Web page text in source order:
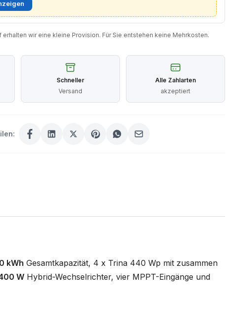
wir eine kleine Provision. Für Sie entstehen keine Mehrkosten.
Schneller
Versand
Alle Zahlarten
akzeptiert
kWh Gesamtkapazität, 4 x Trina 440 Wp mit zusammen
W Hybrid-Wechselrichter, vier MPPT-Eingänge und